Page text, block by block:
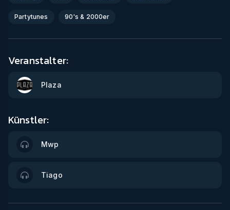
Partytunes 90's & 2000er
Veranstalter:
Plaza
Künstler:
Mwp
Tiago